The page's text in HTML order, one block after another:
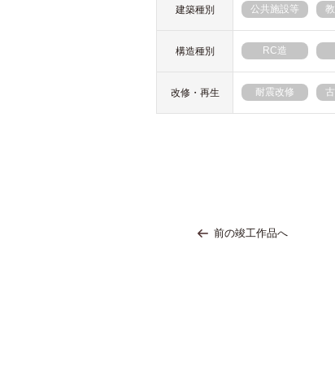
建築種別 公共施設等
構造種別 RC造
改修・再生 耐震改修
前の竣工作品へ